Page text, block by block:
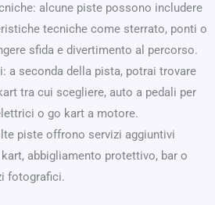
alcune piste possono includere
tecniche come sterrato, ponti o
sfida e divertimento al percorso.
a seconda della pista, potrai trovare
tra cui scegliere, auto a pedali per
o go kart a motore.
piste offrono servizi aggiuntivi
abbigliamento protettivo, bar o
fotografici.